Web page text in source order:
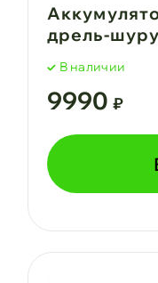
дрель-
В наличии
9990 ₽